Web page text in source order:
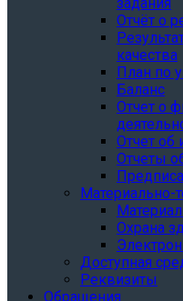
Отчёт о
качества
План по
Баланс
Отчет о
Отчет
Отчеты
Материально-
Охрана
Доступная
Реквизиты
Обращения